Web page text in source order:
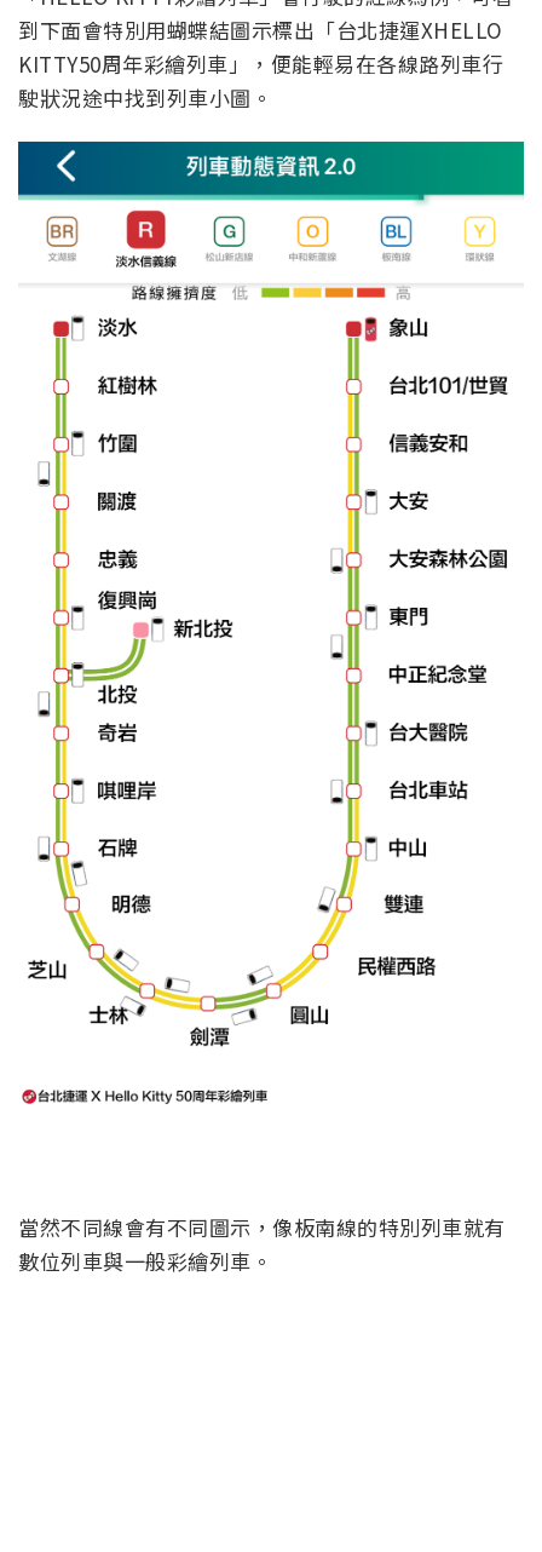
到下面會特別用蝴蝶結圖示標出「台北捷運XHELLO
KITTY50周年彩繪列車」，便能輕易在各線路列車行
駛狀況途中找到列車小圖。
當然不同線會有不同圖示，像板南線的特別列車就有
數位列車與一般彩繪列車。